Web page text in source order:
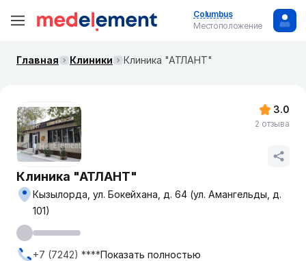
Columbus
Местоположение
Главная Клиники Клиника "АТЛАНТ"
Клиника "АТЛАНТ"
Кызылорда, ул. Бокейхана, д. 64 (ул. Амангельды, д.
101)
+7 (7242) ****Показать полностью
3.0
2 отзыва